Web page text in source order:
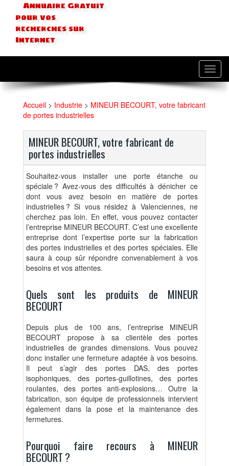
Annuaire Gratuit
pour vos
recherches sur
Internet
Accueil > Industrie > MINEUR BECOURT, votre fabricant
de portes industrielles
MINEUR BECOURT, votre fabricant de
portes industrielles
Souhaitez-vous installer une porte étanche ou
spéciale ? Avez-vous des difficultés à dénicher ce
dont vous avez besoin en matière de portes
industrielles ? Si vous résidez à Valenciennes, ne
cherchez pas loin. En effet, vous pouvez contacter
l’entreprise MINEUR BECOURT. C’est une excellente
entreprise dont l’expertise porte sur la fabrication
des portes industrielles et des portes spéciales. Elle
saura à coup sûr répondre convenablement à vos
besoins et vos attentes.
Quels sont les produits de MINEUR
BECOURT
Depuis plus de 100 ans, l’entreprise MINEUR
BECOURT propose à sa clientèle des portes
industrielles de grandes dimensions. Vous pouvez
donc installer une fermeture adaptée à vos besoins.
Il peut s’agir des portes DAS, des portes
isophoniques, des portes-guillotines, des portes
roulantes, des portes anti-explosions… Outre la
fabrication, son équipe de professionnels intervient
également dans la pose et la maintenance des
fermetures.
Pourquoi faire recours à MINEUR
BECOURT ?